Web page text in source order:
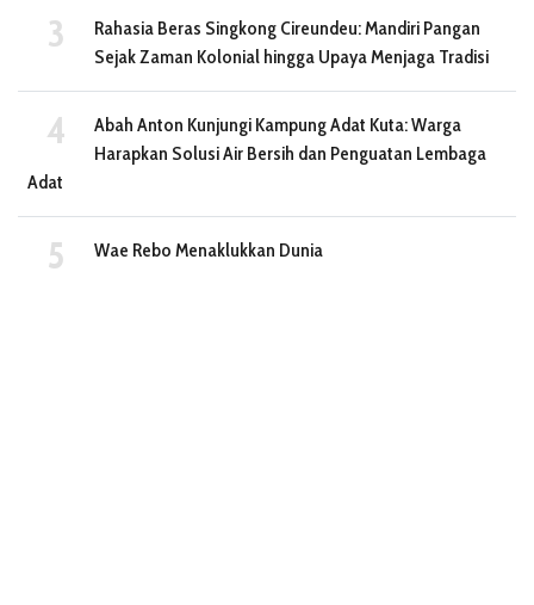
Rahasia Beras Singkong Cireundeu: Mandiri Pangan
Sejak Zaman Kolonial hingga Upaya Menjaga Tradisi
Abah Anton Kunjungi Kampung Adat Kuta: Warga
Harapkan Solusi Air Bersih dan Penguatan Lembaga
Adat
Wae Rebo Menaklukkan Dunia